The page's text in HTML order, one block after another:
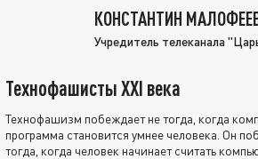
КОНСТАНТИН
Учредитель телеканала
Технофашисты XXI века
Технофашизм побеждает не тогда, когда
программа становится умнее человека. Он
тогда, когда человек начинает считать